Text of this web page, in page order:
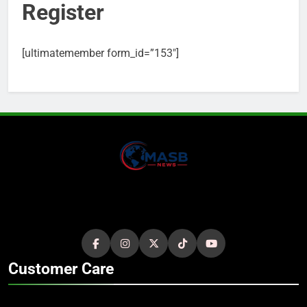
Register
[ultimatemember form_id=”153″]
Customer Care